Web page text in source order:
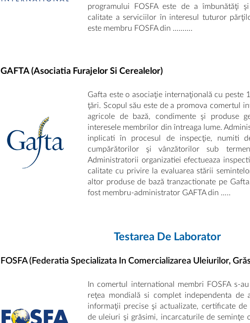
programului FOSFA este de a îmbunătăţi
calitate a serviciilor în interesul tuturor
este membru FOSFA din ……….
GAFTA (Asociatia Furajelor Si Cerealelor)
Gafta este o asociaţie internaţională cu peste
ţări. Scopul său este de a promova comertul
agricole de bază, condimente şi produse
interesele membrilor din întreaga lume.
inplicati în procesul de inspecţie, numiti
cumpărătorilor şi vânzătorilor sub
Administratorii organizatiei efectueaza
calitate cu privire la evaluarea stării
altor produse de bază tranzactionate pe
fost membru-administrator GAFTA din …..
Testarea De Laborator
FOSFA (Federatia Specializata In Comercializarea Uleiurilor,
In comertul international membri FOSFA s-
reţea mondială si complet independenta de
informaţii precise şi actualizate, certificate de
de uleiuri şi grăsimi, incarcaturile de seminţe